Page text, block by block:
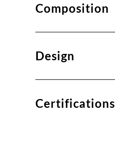
Composition
Design
Certifications